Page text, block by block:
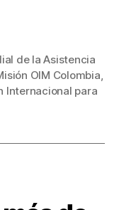
de la Asistencia
OIM Colombia,
Internacional para